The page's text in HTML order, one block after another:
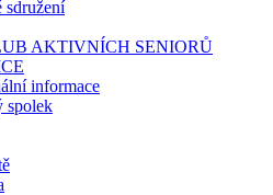
sdružení
AKTIVNÍCH SENIORŮ
informace
spolek